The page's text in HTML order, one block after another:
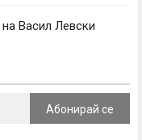
Васил Левски
Абонирай се